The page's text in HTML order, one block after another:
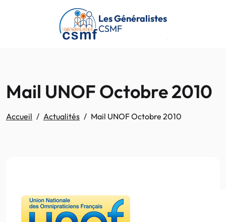
Passer au contenu principal
Les Généralistes
CSMF
Mail UNOF Octobre 2010
Accueil Actualités Mail UNOF Octobre 2010